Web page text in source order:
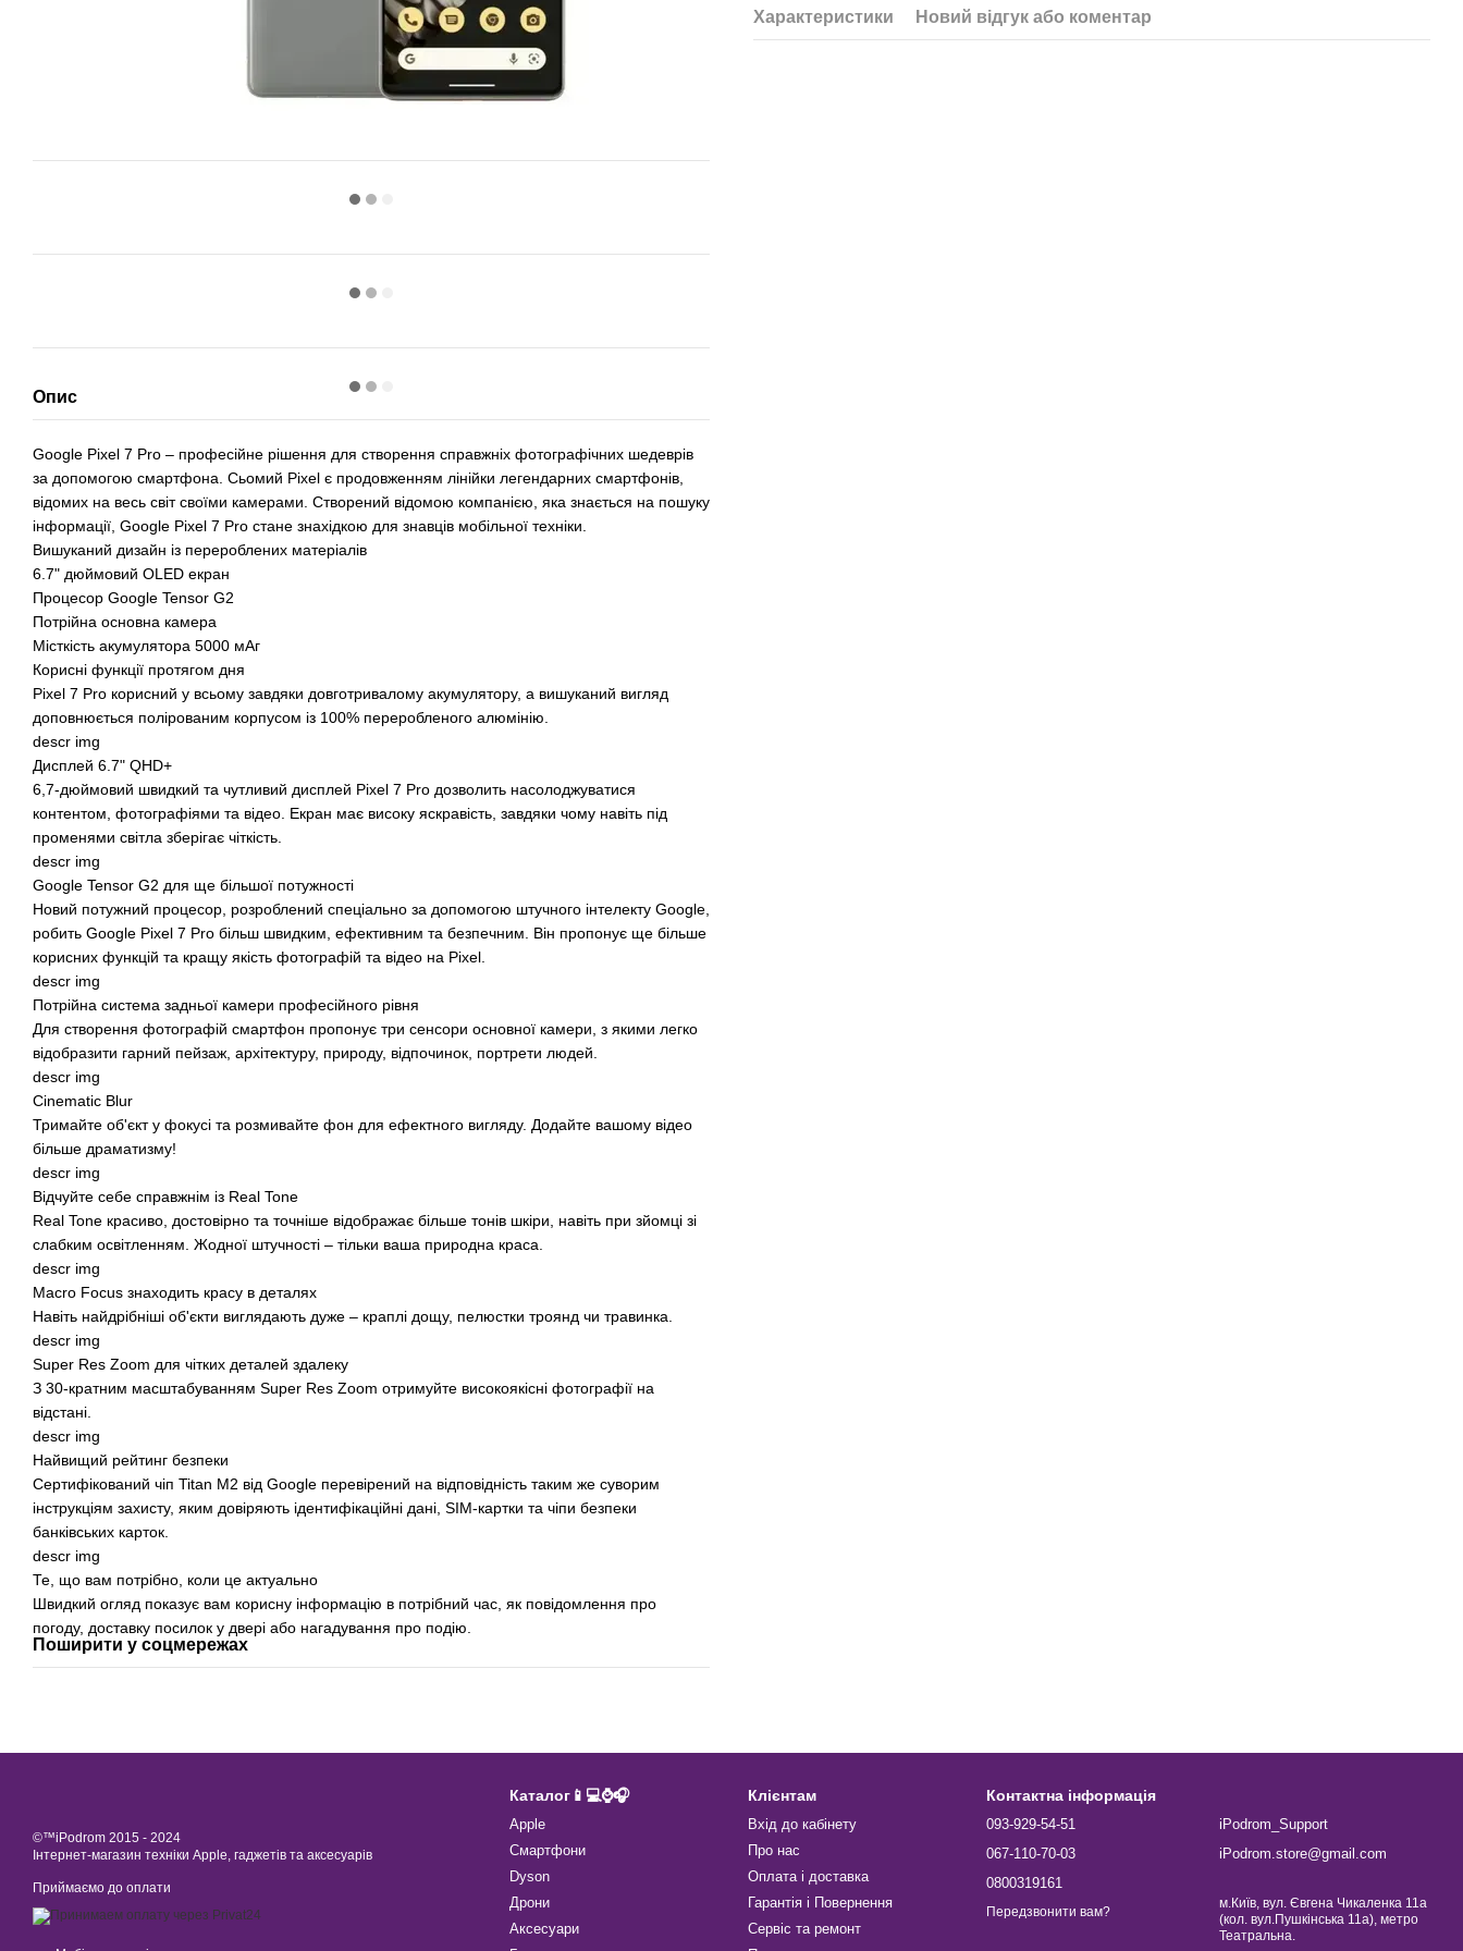
Опис
Google Pixel 7 Pro – професійне рішення для створення справжніх фотографічних шедеврів
за допомогою смартфона. Сьомий Pixel є продовженням лінійки легендарних смартфонів,
відомих на весь світ своїми камерами. Створений відомою компанією, яка знається на пошуку
інформації, Google Pixel 7 Pro стане знахідкою для знавців мобільної техніки.
Вишуканий дизайн із перероблених матеріалів
6.7" дюймовий OLED екран
Процесор Google Tensor G2
Потрійна основна камера
Місткість акумулятора 5000 мАг
Корисні функції протягом дня
Pixel 7 Pro корисний у всьому завдяки довготривалому акумулятору, а вишуканий вигляд
доповнюється полірованим корпусом із 100% переробленого алюмінію.
descr img
Дисплей 6.7" QHD+
6,7-дюймовий швидкий та чутливий дисплей Pixel 7 Pro дозволить насолоджуватися
контентом, фотографіями та відео. Екран має високу яскравість, завдяки чому навіть під
променями світла зберігає чіткість.
descr img
Google Tensor G2 для ще більшої потужності
Новий потужний процесор, розроблений спеціально за допомогою штучного інтелекту Google,
робить Google Pixel 7 Pro більш швидким, ефективним та безпечним. Він пропонує ще більше
корисних функцій та кращу якість фотографій та відео на Pixel.
descr img
Потрійна система задньої камери професійного рівня
Для створення фотографій смартфон пропонує три сенсори основної камери, з якими легко
відобразити гарний пейзаж, архітектуру, природу, відпочинок, портрети людей.
descr img
Cinematic Blur
Тримайте об'єкт у фокусі та розмивайте фон для ефектного вигляду. Додайте вашому відео
більше драматизму!
descr img
Відчуйте себе справжнім із Real Tone
Real Tone красиво, достовірно та точніше відображає більше тонів шкіри, навіть при зйомці зі
слабким освітленням. Жодної штучності – тільки ваша природна краса.
descr img
Macro Focus знаходить красу в деталях
Навіть найдрібніші об'єкти виглядають дуже – краплі дощу, пелюстки троянд чи травинка.
descr img
Super Res Zoom для чітких деталей здалеку
З 30-кратним масштабуванням Super Res Zoom отримуйте високоякісні фотографії на
відстані.
descr img
Найвищий рейтинг безпеки
Сертифікований чіп Titan M2 від Google перевірений на відповідність таким же суворим
інструкціям захисту, яким довіряють ідентифікаційні дані, SIM-картки та чіпи безпеки
банківських карток.
descr img
Те, що вам потрібно, коли це актуально
Швидкий огляд показує вам корисну інформацію в потрібний час, як повідомлення про
погоду, доставку посилок у двері або нагадування про подію.
Поширити у соцмережах
Характеристики Новий відгук або коментар
©™iPodrom 2015 - 2024
Інтернет-магазин техніки Apple, гаджетів та аксесуарів
Приймаємо до оплати
Каталог📱💻⌚️🎧
Apple
Смартфони
Dyson
Дрони
Аксесуари
Клієнтам
Вхід до кабінету
Про нас
Оплата і доставка
Гарантія і Повернення
Сервіс та ремонт
Контактна інформація
093-929-54-51
067-110-70-03
0800319161
Передзвонити вам?
iPodrom_Support
iPodrom.store@gmail.com
м.Київ, вул. Євгена Чикаленка 11а
(кол. вул.Пушкінська 11а), метро
Театральна.